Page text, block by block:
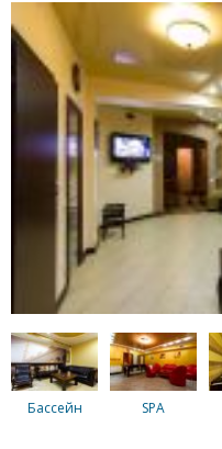
Бассейн SPA